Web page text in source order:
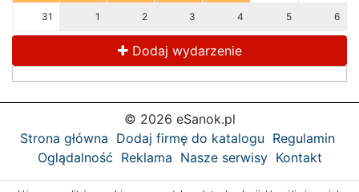
31 1 2 3 4 5 6
Dodaj wydarzenie
© 2026 eSanok.pl
Strona główna Dodaj firmę do katalogu Regulamin
Oglądalność Reklama Nasze serwisy Kontakt